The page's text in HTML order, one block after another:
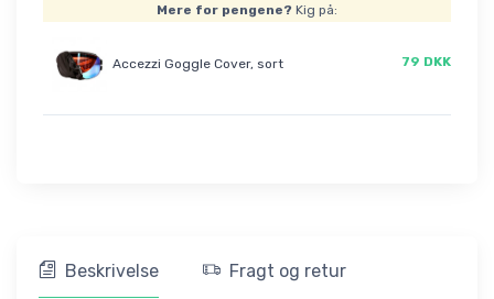
Mere for pengene? Kig på:
Accezzi Goggle Cover, sort 79 DKK
Beskrivelse Fragt og retur